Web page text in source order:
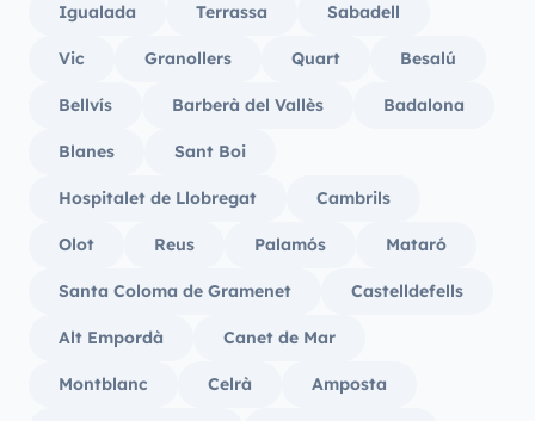
Igualada Terrassa Sabadell
Vic Granollers Quart Besalú
Bellvís Barberà del Vallès Badalona
Blanes Sant Boi
Hospitalet de Llobregat Cambrils
Olot Reus Palamós Mataró
Santa Coloma de Gramenet Castelldefells
Alt Empordà Canet de Mar
Montblanc Celrà Amposta